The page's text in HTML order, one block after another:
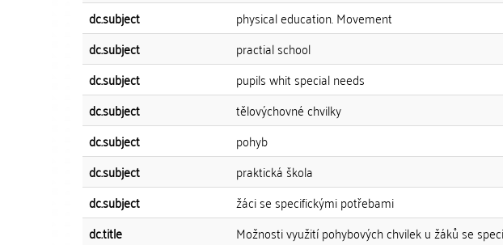
dc.subject
physical education. Movement
dc.subject
practial school
dc.subject
pupils whit special needs
dc.subject
tělovýchovné chvilky
dc.subject
pohyb
dc.subject
praktická škola
dc.subject
žáci se specifickými potřebami
dc.title
Možnosti využití pohybových chvilek u žáků se